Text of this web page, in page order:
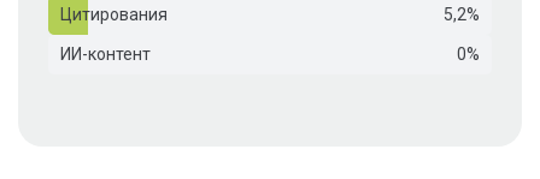
Цитирования 5,2%
ИИ-контент 0%